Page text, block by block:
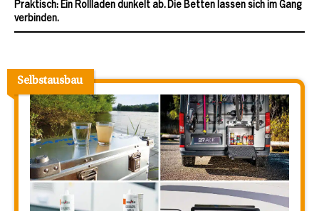
Praktisch: Ein Rollladen dunkelt ab. Die Betten lassen sich im Gang
verbinden.
Selbstausbau